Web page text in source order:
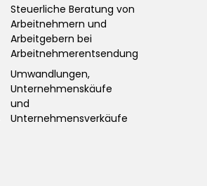
Steuerliche Beratung von
Arbeitnehmern und
Arbeitgebern bei
Arbeitnehmerentsendung
Umwandlungen,
Unternehmenskäufe
und
Unternehmensverkäufe